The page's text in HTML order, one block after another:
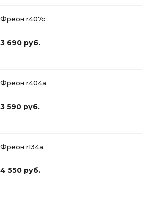
Фреон r407c
3 690 руб.
Фреон r404a
3 590 руб.
Фреон r134a
4 550 руб.